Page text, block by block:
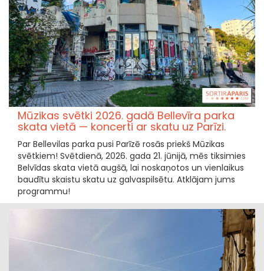
Mūzikas svētki 2026. gadā Bellevīra parka
skata vietā — koncerti ar skatu uz Parīzi.
Par Bellevilas parka pusi Parīzē rosās priekš Mūzikas
svētkiem! Svētdienā, 2026. gada 21. jūnijā, mēs tiksimies
Belvīdas skata vietā augšā, lai noskaņotos un vienlaikus
baudītu skaistu skatu uz galvaspilsētu. Atklājam jums
programmu!